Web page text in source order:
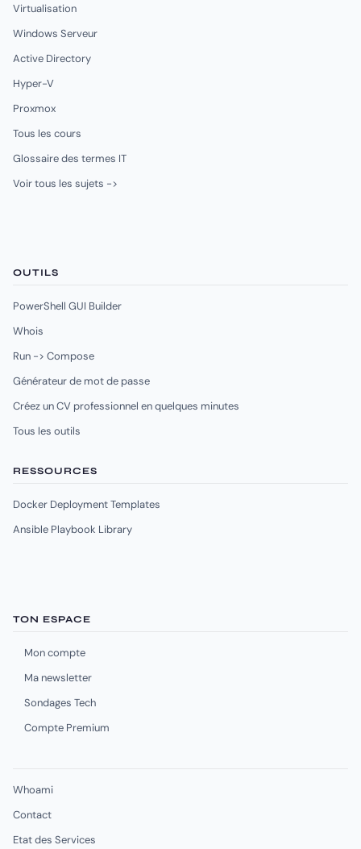
Virtualisation
Windows Serveur
Active Directory
Hyper-V
Proxmox
Tous les cours
Glossaire des termes IT
Voir tous les sujets ->
OUTILS
PowerShell GUI Builder
Whois
Run -> Compose
Générateur de mot de passe
Créez un CV professionnel en quelques minutes
Tous les outils
RESSOURCES
Docker Deployment Templates
Ansible Playbook Library
TON ESPACE
Mon compte
Ma newsletter
Sondages Tech
Compte Premium
Whoami
Contact
Etat des Services